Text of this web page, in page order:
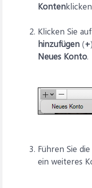
Konten
Klicken Sie
hinzufügen (+
Neues Konto.
Führen Sie
ein weiteres